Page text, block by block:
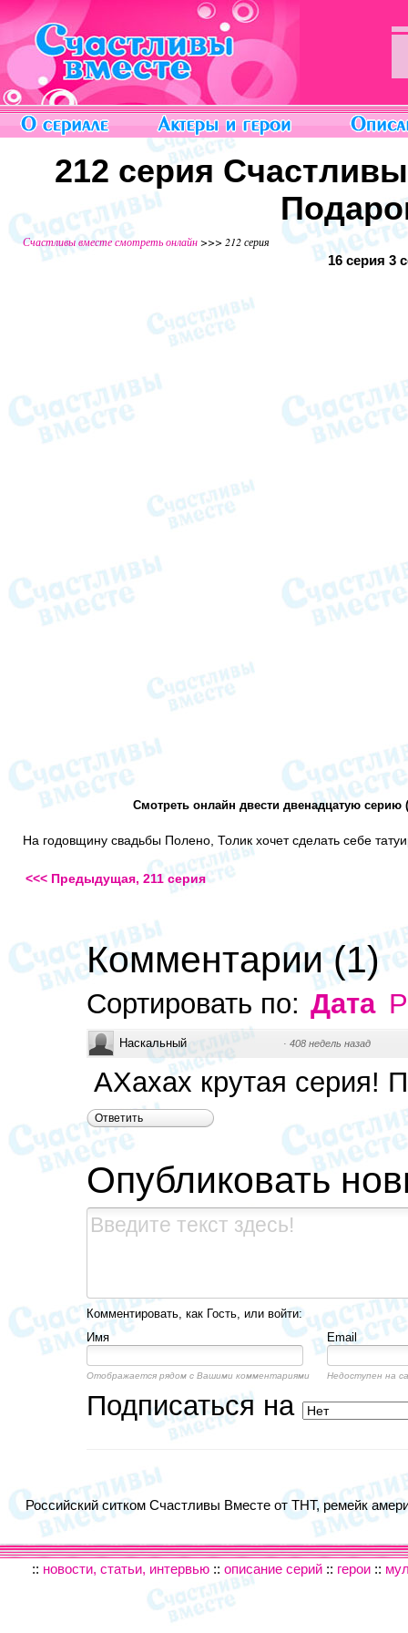
212 серия
Счастливы вместе смотреть онлайн>>> 212 серия
16 серия 3
Смотреть онлайн двести двенадцатую серию
На годовщину свадьбы Полено, Толик хочет сделать себе
<<< Предыдущая, 211 серия
Комментарии(1)
Сортировать по: Дата
Наскальный · 408 недель назад
АХахах крутая серия!
Ответить
Опубликовать
Комментировать, как Гость, или войти:
Имя
Email
Отображается рядом с Вашими комментариями Недоступен на
Подписаться на
Российский ситком Счастливы Вместе от ТНТ, ремейк
:: новости, статьи, интервью :: описание серий :: герои ::